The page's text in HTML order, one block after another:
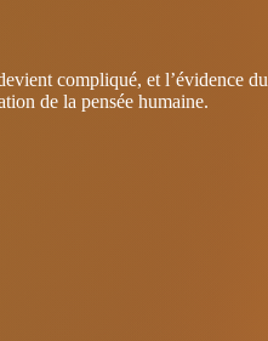
compliqué, et l’évidence du
de la pensée humaine.